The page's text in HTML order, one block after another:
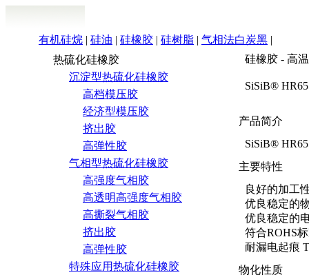
有机硅烷 | 硅油 | 硅橡胶 | 硅树脂 | 气相法白炭黑 |
热硫化硅橡胶
沉淀型热硫化硅橡胶
高档模压胶
经济型模压胶
挤出胶
高弹性胶
气相型热硫化硅橡胶
高强度气相胶
高透明高强度气相胶
高撕裂气相胶
挤出胶
高弹性胶
特殊应用热硫化硅橡胶
硅橡胶 - 高
SiSiB®
产品简介
SiSiB®
主要特性
良好的加工
优良稳定的
优良稳定的
符合ROHS
耐漏电起痕
物化性质